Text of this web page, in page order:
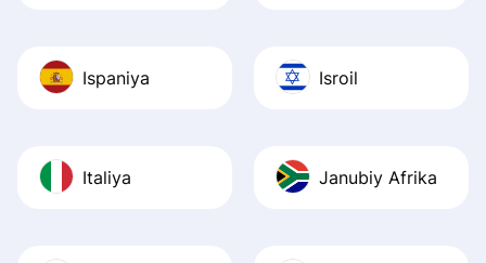
Ispaniya Isroil
Italiya Janubiy Afrika